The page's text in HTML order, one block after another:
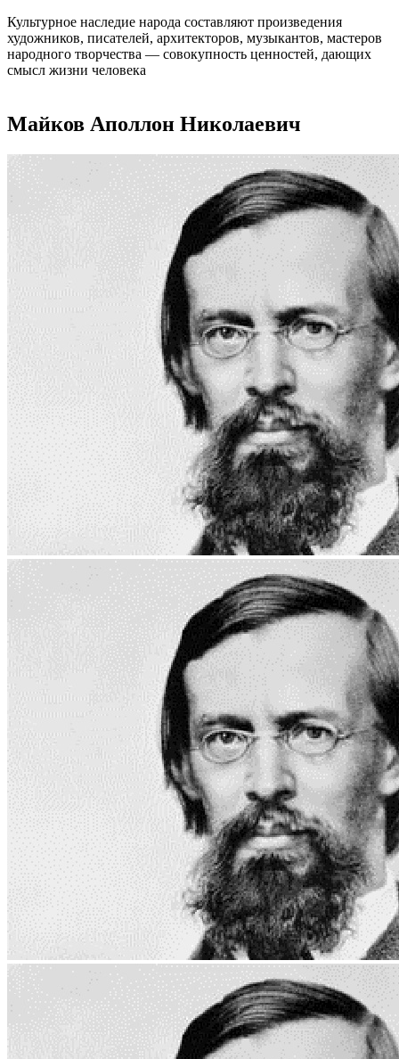
Культурное наследие народа составляют произведения
художников, писателей, архитекторов, музыкантов, мастеров
народного творчества ― совокупность ценностей, дающих
смысл жизни человека
Майков Аполлон Николаевич